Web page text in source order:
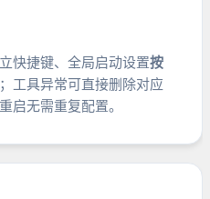
快捷键、全局启动设置按
；工具异常可直接删除对应
启无需重复配置。